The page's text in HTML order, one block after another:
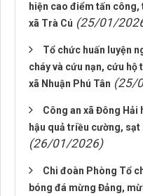
hiện cao điểm tấn công,
xã Trà Cú (25/01/
Tổ chức huấn luyện
cháy và cứu nạn, cứu
xã Nhuận Phú Tân (25/
Công an xã Đông Hải
hậu quả triều cường,
(26/01/2026)
Chi đoàn Phòng Tổ
bóng đá mừng Đảng,